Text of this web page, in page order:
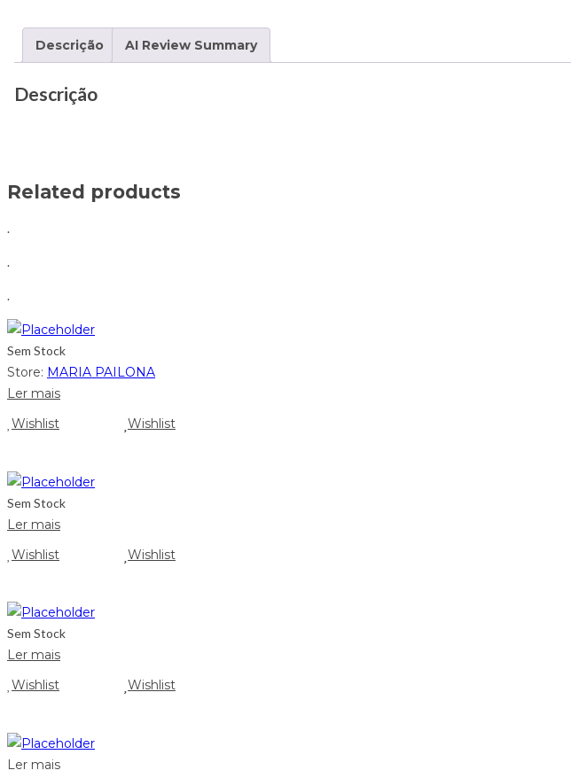
Descrição AI Review Summary
Descrição
Related products
.
.
.
Sem Stock
Store: MARIA PAILONA
Ler mais
Wishlist
Wishlist
Sem Stock
Ler mais
Wishlist
Wishlist
Sem Stock
Ler mais
Wishlist
Wishlist
Ler mais